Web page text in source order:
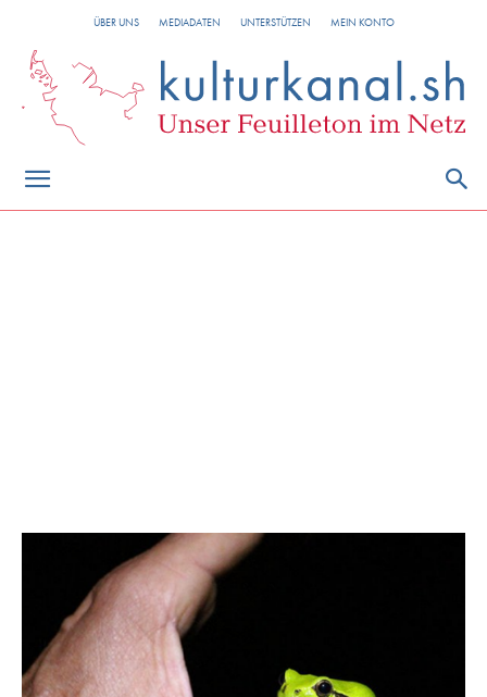
ÜBER UNS MEDIADATEN UNTERSTÜTZEN MEIN KONTO